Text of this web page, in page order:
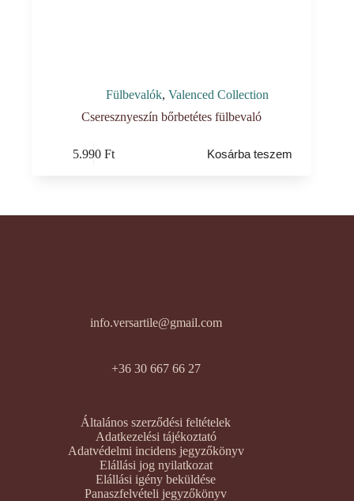
Fülbevalók,Valenced Collection
Cseresznyeszín bőrbetétes fülbevaló
5.990Ft Kosárba teszem
info.versartile@gmail.com
+36 30 667 66 27
Általános szerződési feltételek
Adatkezelési tájékoztató
Adatvédelmi incidens jegyzőkönyv
Elállási jog nyilatkozat
Elállási igény beküldése
Panaszfelvételi jegyzőkönyv